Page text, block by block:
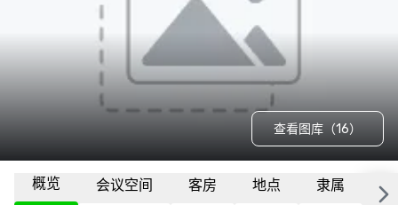
查看图库（16）
概览 会议空间 客房 地点 隶属 更